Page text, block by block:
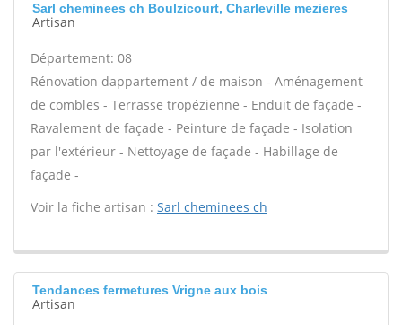
Sarl cheminees ch Boulzicourt, Charleville mezieres
Artisan
Département: 08
Rénovation dappartement / de maison - Aménagement
de combles - Terrasse tropézienne - Enduit de façade -
Ravalement de façade - Peinture de façade - Isolation
par l'extérieur - Nettoyage de façade - Habillage de
façade -
Voir la fiche artisan : Sarl cheminees ch
Tendances fermetures Vrigne aux bois
Artisan